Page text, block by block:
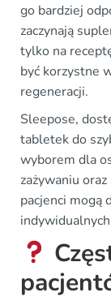
go bardziej
zaczynają
tylko na
być korzystne
regeneracji.
Sleepose,
tabletek do
wyborem dla
zażywaniu
pacjenci mogą